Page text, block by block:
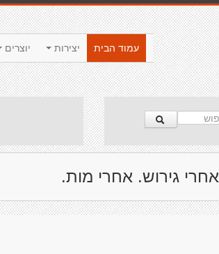
יוצרים יצירות
עמוד הבית
אחרי גירוש. אחרי מות.